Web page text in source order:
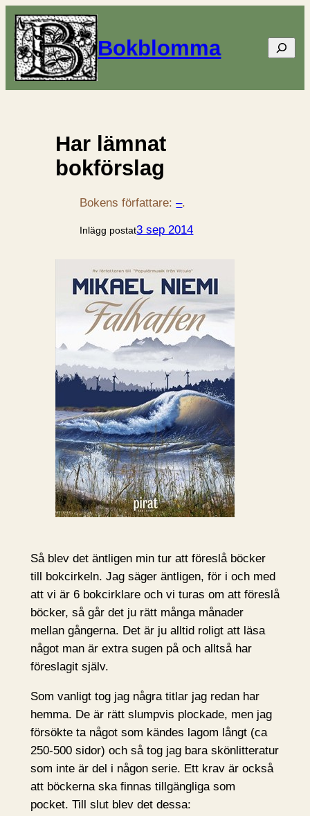
Bokblomma Sök
Har lämnat
bokförslag
Bokens författare:–.
Inlägg postat3 sep 2014
Så blev det äntligen min tur att föreslå böcker
till bokcirkeln. Jag säger äntligen, för i och med
att vi är 6 bokcirklare och vi turas om att föreslå
böcker, så går det ju rätt många månader
mellan gångerna. Det är ju alltid roligt att läsa
något man är extra sugen på och alltså har
föreslagit själv.
Som vanligt tog jag några titlar jag redan har
hemma. De är rätt slumpvis plockade, men jag
försökte ta något som kändes lagom långt (ca
250-500 sidor) och så tog jag bara skönlitteratur
som inte är del i någon serie. Ett krav är också
att böckerna ska finnas tillgängliga som
pocket. Till slut blev det dessa: